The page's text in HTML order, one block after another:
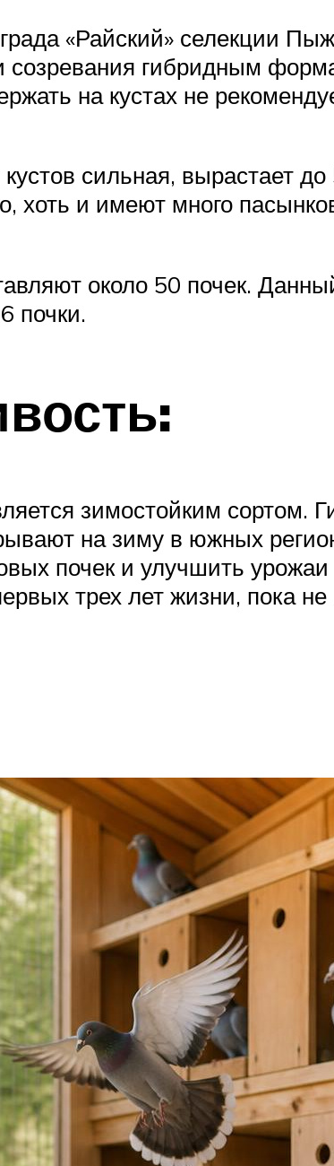
«Райский» селекции
гибридным
на кустах не
сильная, вырастает
хоть и имеют много
около 50 почек.
почки.
зимостойким сортом.
на зиму в южных
почек и улучшить
трех лет жизни, пока